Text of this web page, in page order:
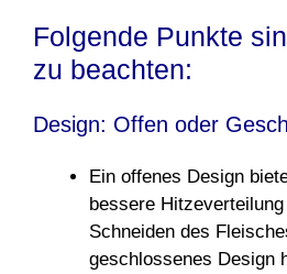
Folgende Punkte
zu beachten:
Design: Offen oder
Ein offenes Design
bessere
Schneiden des
geschlossenes Design